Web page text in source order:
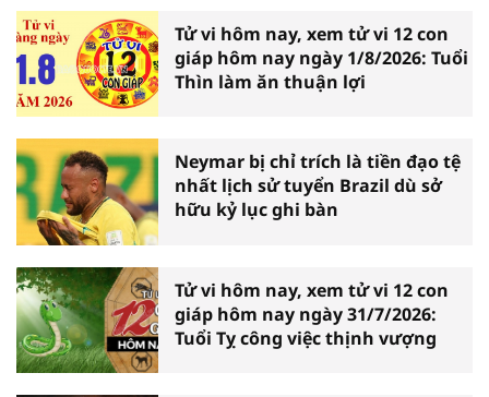
Tử vi hôm nay, xem tử vi 12 con
giáp hôm nay ngày 1/8/2026: Tuổi
Thìn làm ăn thuận lợi
Neymar bị chỉ trích là tiền đạo tệ
nhất lịch sử tuyển Brazil dù sở
hữu kỷ lục ghi bàn
Tử vi hôm nay, xem tử vi 12 con
giáp hôm nay ngày 31/7/2026:
Tuổi Tỵ công việc thịnh vượng